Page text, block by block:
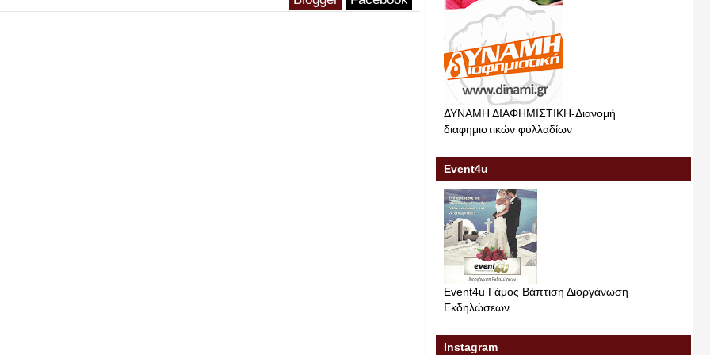
ΔΥΝΑΜΗ ΔΙΑΦΗΜΙΣΤΙΚΗ-Διανομή
διαφημιστικών φυλλαδίων
Event4u
Event4u Γάμος Βάπτιση Διοργάνωση
Εκδηλώσεων
Instagram